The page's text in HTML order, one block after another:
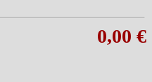
0,00 €